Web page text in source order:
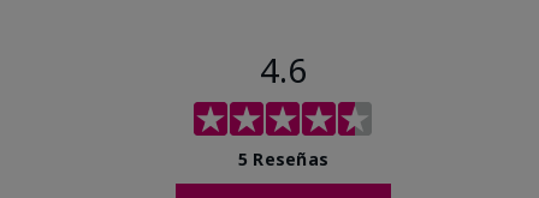
4.6
5 Reseñas